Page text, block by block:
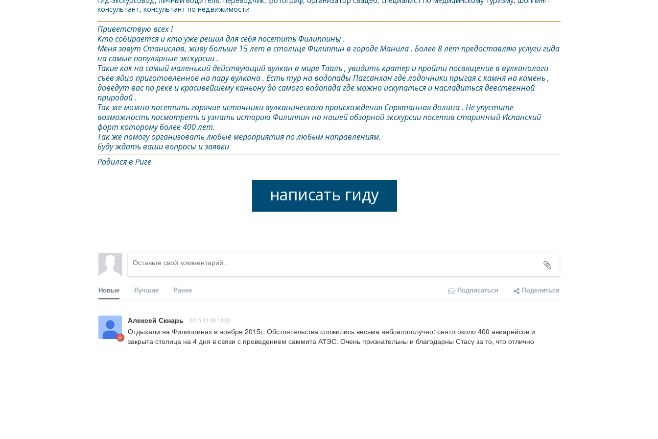
консультант, консультант по недвижимости
Приветствую всех !
Кто собирается и кто уже решил для себя посетить Филиппины .
Меня зовут Станислав, живу больше 15 лет в столице Филиппин в городе Манила . Более 8 лет предоставляю услуги гида
на самые популярные экскурсии .
Такие как на самый маленький действующий вулкан в мире Тааль , увидить кратер и пройти посвящение в вулканологи
съев яйцо приготовленное на пару вулкана . Есть тур на водопады Пагсанхан где лодочники прыгая с камня на камень ,
доведут вас по реке и красивейшему каньону до самого водопада где можно искупаться и насладиться девственной
природой .
Так же можно посетить горячие источники вулканического происхождения Спрятанная долина . Не упустите
возможность посмотреть и узнать историю Филиппин на нашей обзорной экскурсии посетив старинный Испанский
форт которому более 400 лет.
Так же помогу организовать любые мероприятия по любым направлениям.
Буду ждать ваши вопросы и заявки
Родился в Риге
написать гиду
Новые Лучшие Ранее Подписаться Поделиться
Алексей Скнарь 2015.11.30 13:02
Отдыхали на Филиппинах в ноябре 2015г. Обстоятельства сложились весьма неблагополучно: снято около 400 авиарейсов и
закрыта столица на 4 дня в связи с проведением саммита АТЭС. Очень признательны и благодарны Стасу за то, что отлично